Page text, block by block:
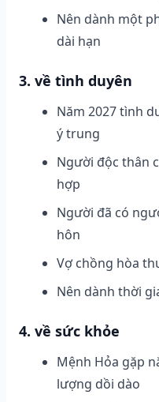
Nên dành một
dài hạn
3. về tình duyên
Năm 2027 tình
ý trung
Người độc thân
hợp
Người đã có
hôn
Vợ chồng hòa
Nên dành thời
4. về sức khỏe
Mệnh Hỏa gặp
lượng dồi dào